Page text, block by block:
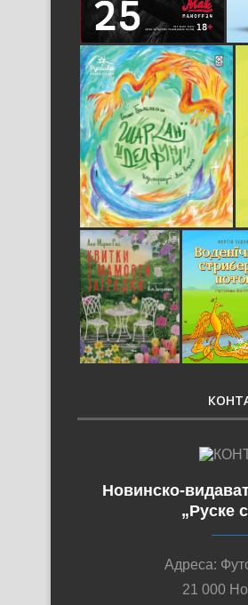
Новинско-
„Руске
Адреса:
21 000